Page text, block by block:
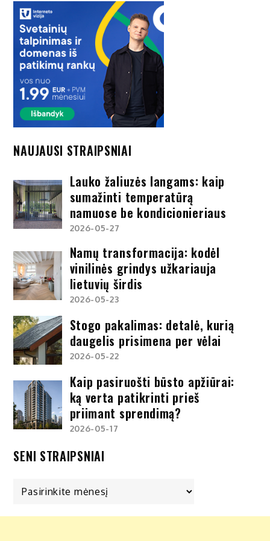
NAUJAUSI STRAIPSNIAI
Lauko žaliuzės langams: kaip
sumažinti temperatūrą
namuose be kondicionieriaus
2026-05-27
Namų transformacija: kodėl
vinilinės grindys užkariauja
lietuvių širdis
2026-05-23
Stogo pakalimas: detalė, kurią
daugelis prisimena per vėlai
2026-05-22
Kaip pasiruošti būsto apžiūrai:
ką verta patikrinti prieš
priimant sprendimą?
2026-05-17
SENI STRAIPSNIAI